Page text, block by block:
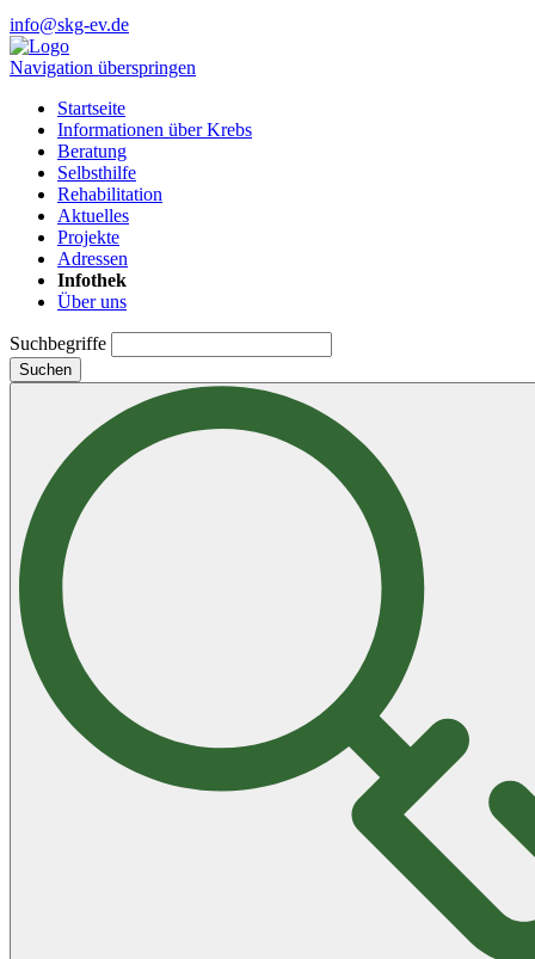
info@skg-ev.de
Navigation überspringen
Startseite
Informationen über Krebs
Beratung
Selbsthilfe
Rehabilitation
Aktuelles
Projekte
Adressen
Infothek
Über uns
Suchbegriffe
Suchen